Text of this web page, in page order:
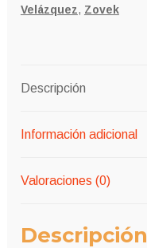
Velázquez, Zovek
Descripción
Información adicional
Valoraciones (0)
Descripción